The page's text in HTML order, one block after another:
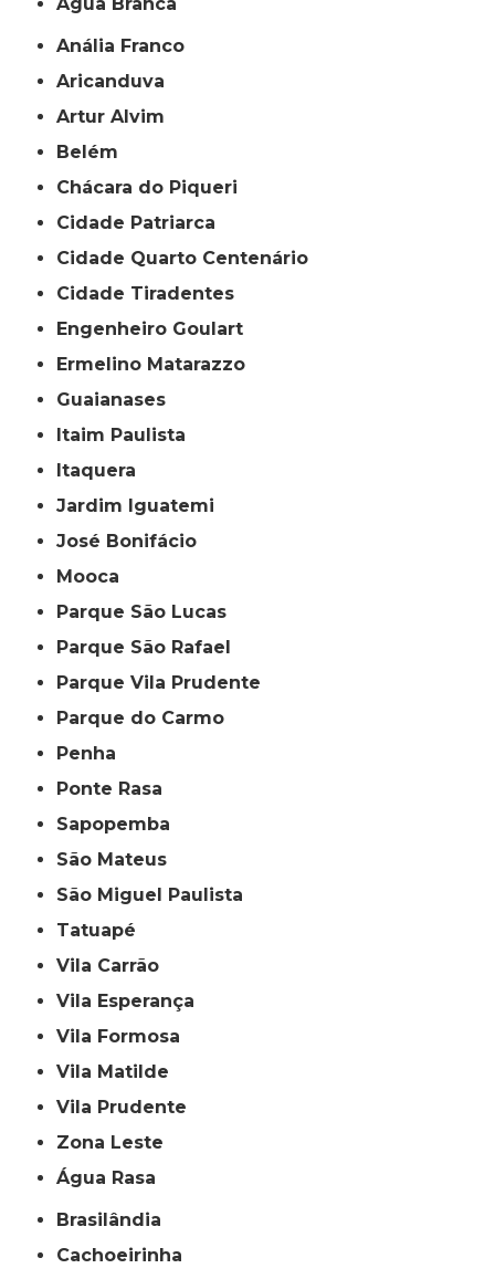
Anália Franco
Aricanduva
Artur Alvim
Belém
Chácara do Piqueri
Cidade Patriarca
Cidade Quarto Centenário
Cidade Tiradentes
Engenheiro Goulart
Ermelino Matarazzo
Guaianases
Itaim Paulista
Itaquera
Jardim Iguatemi
José Bonifácio
Mooca
Parque São Lucas
Parque São Rafael
Parque Vila Prudente
Parque do Carmo
Penha
Ponte Rasa
Sapopemba
São Mateus
São Miguel Paulista
Tatuapé
Vila Carrão
Vila Esperança
Vila Formosa
Vila Matilde
Vila Prudente
Zona Leste
Água Rasa
Brasilândia
Cachoeirinha